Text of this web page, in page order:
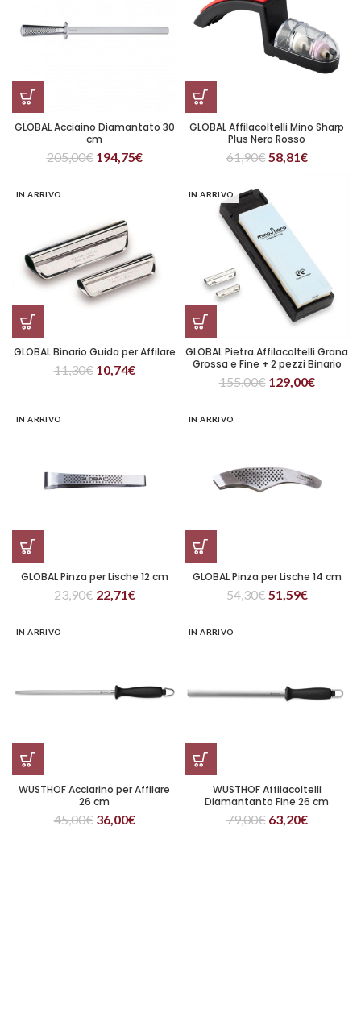
GLOBAL Acciaino Diamantato 30
cm
205,00€ 194,75€
GLOBAL Affilacoltelli Mino Sharp
Plus Nero Rosso
61,90€58,81€
IN ARRIVO
GLOBAL Binario Guida per Affilare
11,30€ 10,74€
IN ARRIVO
GLOBAL Pietra Affilacoltelli Grana
Grossa e Fine + 2 pezzi Binario
Guida
155,00€ 129,00€
IN ARRIVO
GLOBAL Pinza per Lische 12 cm
23,90€ 22,71€
IN ARRIVO
GLOBAL Pinza per Lische 14 cm
54,30€51,59€
IN ARRIVO
WUSTHOF Acciarino per Affilare
26 cm
45,00€ 36,00€
IN ARRIVO
WUSTHOF Affilacoltelli
Diamantanto Fine 26 cm
79,00€ 63,20€